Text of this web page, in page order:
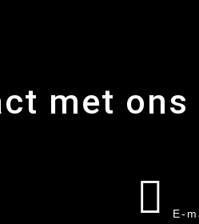
met ons
E-